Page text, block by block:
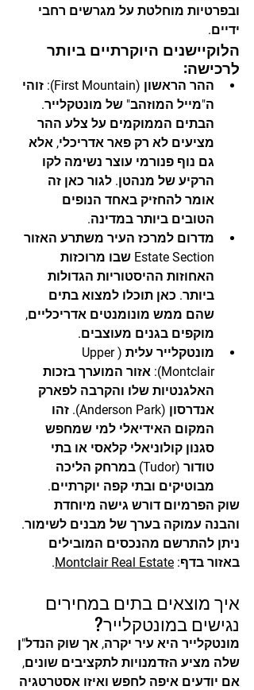
ובפרטיות מוחלטת על מגרשים רחבי
ידיים.
הלוקיישנים היוקרתיים ביותר
לרכישה:
ההר הראשון (First Mountain):
זוהי
ה"מייל המוזהב" של מונטקלייר.
הבתים הממוקמים על צלע ההר
מציעים לא רק פאר אדריכלי, אלא
גם נוף פנורמי עוצר נשימה לקו
הרקיע של מנהטן. לגור כאן זה
אומר להחזיק באחד הנופים
הטובים ביותר במדינה.
מדרום למרכז העיר משתרע האזור
Estate Section שבו מרוכזות
האחוזות ההיסטוריות הגדולות
ביותר. כאן תוכלו למצוא בתים
שהם ממש מונומנטים אדריכליים,
מוקפים בגנים מעוצבים.
מונטקלייר עלית (Upper
Montclair):
אזור המוערך בזכות
האלגנטיות שלו והקרבה לפארק
אנדרסון (Anderson Park). זהו
המקום האידיאלי למי שמחפש
סגנון קולוניאלי קלאסי או בתי
טודור (Tudor) במרחק הליכה
מבוטיקים ובתי קפה יוקרתיים.
שוק הפרמיום דורש גישה מיוחדת
והבנה עמוקה בערך של מבנים לשימור.
ניתן להתרשם מהנכסים המובילים
באזור בדף: Montclair Real Estate
.
איך מוצאים בתים במחירים
נגישים במונטקלייר?
מונטקלייר היא עיר יקרה, אך שוק הנדל"ן
שלה מציע הזדמנויות לתקציבים שונים,
אם יודעים איפה לחפש ואיזו אסטרטגיה